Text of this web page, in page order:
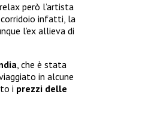
però l’artista
infatti, la
l’ex allieva di
, che è stata
in alcune
i prezzi delle